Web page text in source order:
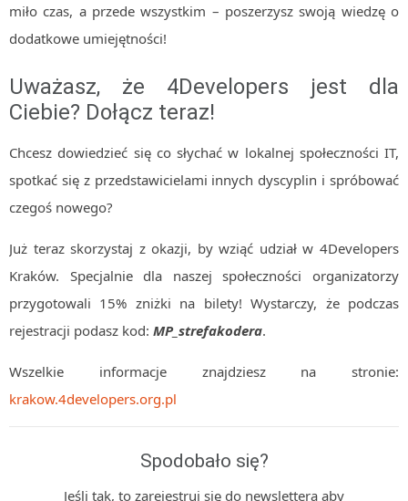
miło czas, a przede wszystkim – poszerzysz swoją wiedzę o
dodatkowe umiejętności!
Uważasz, że 4Developers jest dla
Ciebie? Dołącz teraz!
Chcesz dowiedzieć się co słychać w lokalnej społeczności IT,
spotkać się z przedstawicielami innych dyscyplin i spróbować
czegoś nowego?
Już teraz skorzystaj z okazji, by wziąć udział w 4Developers
Kraków. Specjalnie dla naszej społeczności organizatorzy
przygotowali 15% zniżki na bilety! Wystarczy, że podczas
rejestracji podasz kod: MP_strefakodera.
Wszelkie informacje znajdziesz na stronie:
krakow.4developers.org.pl
Spodobało się?
Jeśli tak, to zarejestruj się do newslettera aby